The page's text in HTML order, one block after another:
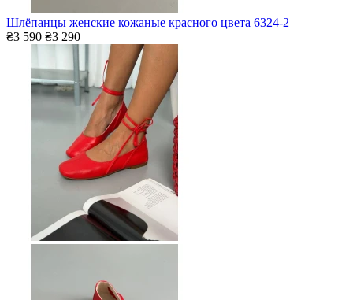
Шлёпанцы женские кожаные красного цвета 6324-2
₴3 590 ₴3 290